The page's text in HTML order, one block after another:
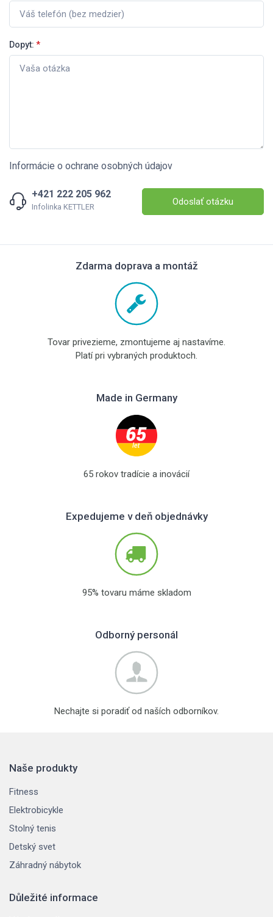
Dopyt: *
Informácie o ochrane osobných údajov
+421 222 205 962
Infolinka KETTLER Odoslať otázku
Zdarma doprava a montáž
Tovar privezieme, zmontujeme aj nastavíme.
Platí pri vybraných produktoch.
Made in Germany
65 rokov tradície a inovácií
Expedujeme v deň objednávky
95% tovaru máme skladom
Odborný personál
Nechajte si poradiť od naších odborníkov.
Naše produkty
Fitness
Elektrobicykle
Stolný tenis
Detský svet
Záhradný nábytok
Důležité informace